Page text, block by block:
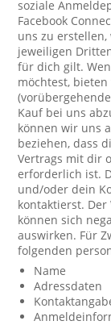
soziale
Facebook
uns zu
jeweiligen
für dich gilt.
möchtest,
Kauf bei uns
können wir uns
beziehen, dass
Vertrags mit dir
erforderlich ist.
und/oder dein
kontaktierst.
können sich
auswirken. Für
folgenden
Name
Adressdaten